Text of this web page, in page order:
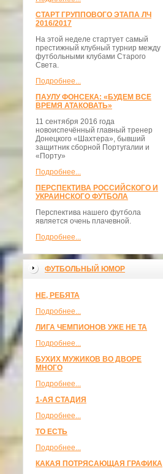
СТАРТ ГРУППОВОГО ЭТАПА ЛЧ
2016/2017
На этой неделе стартует самый
престижный клубный турнир между
футбольными клубами Старого
Света.
Подробнее...
ПАУЛУ ФОНСЕКА: «БУДЕМ ВСЕ
ВРЕМЯ АТАКОВАТЬ»
11 сентября 2016 года
новоиспечённый главный тренер
Донецкого «Шахтера», бывший
защитник сборной Португалии и
«Порту»
Подробнее...
ПЕРСПЕКТИВА РОССИЙСКОГО И
УКРАИНСКОГО ФУТБОЛА
Перспектива нашего футбола
является очень плачевной.
Подробнее...
ФУТБОЛЬНЫЙ ЮМОР
НЕ, РЕБЯТА
Подробнее...
ЛИГА ЧЕМПИОНОВ УЖЕ НЕ ТА
Подробнее...
БУХИХ МУЖИКОВ ВО ДВОРЕ
МНОГО
Подробнее...
1-АЯ СТАДИЯ
Подробнее...
ТО ЕСТЬ
Подробнее...
КАКАЯ ПОТРЯСАЮЩАЯ ГРАФИКА